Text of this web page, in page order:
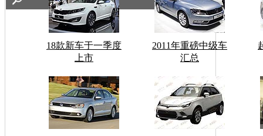
18款新车于一季度
上市
2011年重磅中级车
汇总